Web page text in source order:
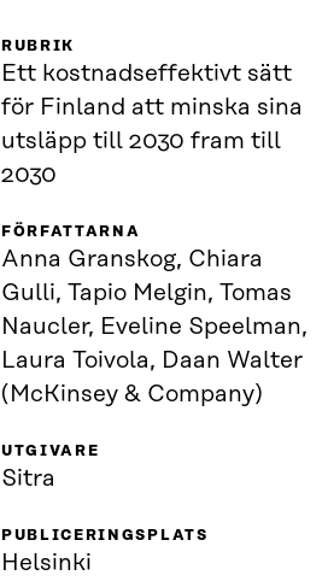
RUBRIK
Ett kostnadseffektivt sätt
för Finland att minska sina
utsläpp till 2030 fram till
2030
FÖRFATTARNA
Anna Granskog, Chiara
Gulli, Tapio Melgin, Tomas
Naucler, Eveline Speelman,
Laura Toivola, Daan Walter
(McKinsey & Company)
UTGIVARE
Sitra
PUBLICERINGSPLATS
Helsinki